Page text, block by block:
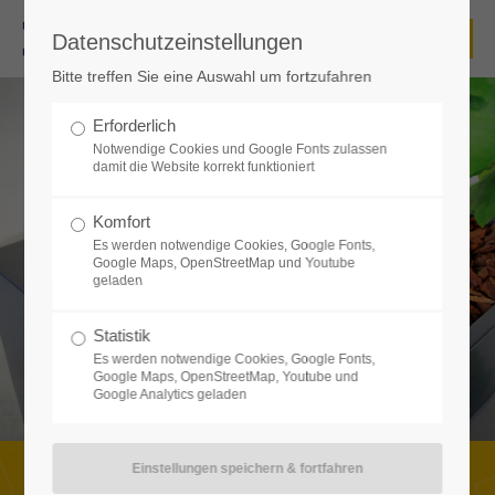
Anmelden
|Lost your password?
PFLANZKÜBEL
Datenschutzeinstellungen
Bitte treffen Sie eine Auswahl um fortzufahren
Erforderlich
Notwendige Cookies und Google Fonts zulassen
damit die Website korrekt funktioniert
Komfort
Es werden notwendige Cookies, Google Fonts,
Google Maps, OpenStreetMap und Youtube
geladen
Statistik
Es werden notwendige Cookies, Google Fonts,
Google Maps, OpenStreetMap, Youtube und
Google Analytics geladen